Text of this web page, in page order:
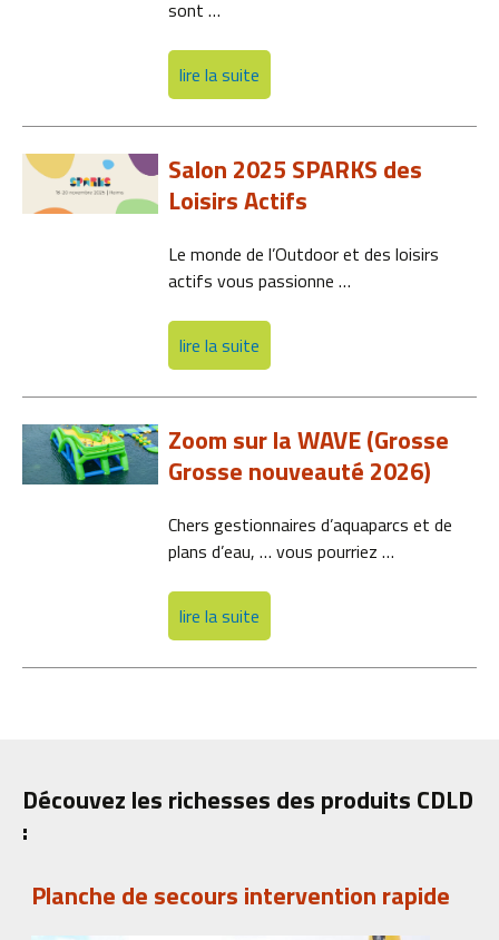
sont …
lire la suite
Salon 2025 SPARKS des
Loisirs Actifs
Le monde de l’Outdoor et des loisirs
actifs vous passionne …
lire la suite
Zoom sur la WAVE (Grosse
Grosse nouveauté 2026)
Chers gestionnaires d’aquaparcs et de
plans d’eau, … vous pourriez …
lire la suite
Découvez les richesses des produits CDLD
:
Planche de secours intervention rapide